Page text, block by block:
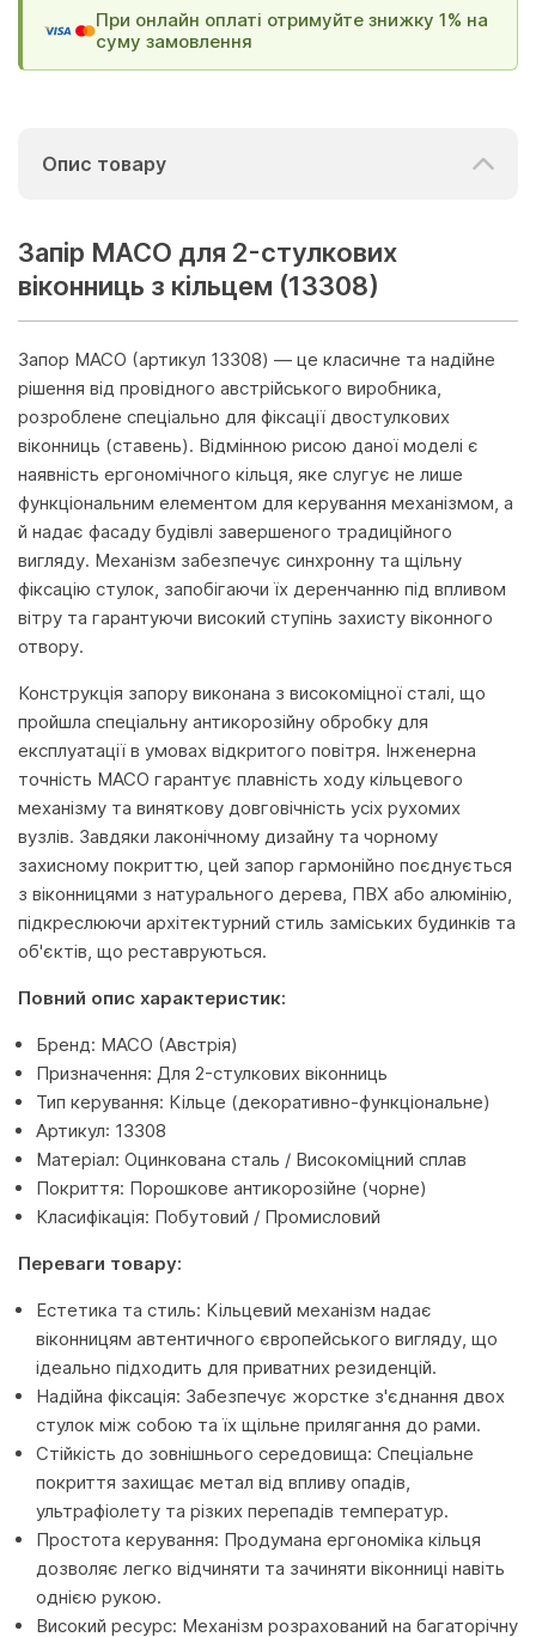
При онлайн оплаті отримуйте знижку 1% на
суму замовлення
Опис товару
Запір MACO для 2-стулкових
віконниць з кільцем (13308)
Запор MACO (артикул 13308) — це класичне та надійне
рішення від провідного австрійського виробника,
розроблене спеціально для фіксації двостулкових
віконниць (ставень). Відмінною рисою даної моделі є
наявність ергономічного кільця, яке слугує не лише
функціональним елементом для керування механізмом, а
й надає фасаду будівлі завершеного традиційного
вигляду. Механізм забезпечує синхронну та щільну
фіксацію стулок, запобігаючи їх деренчанню під впливом
вітру та гарантуючи високий ступінь захисту віконного
отвору.
Конструкція запору виконана з високоміцної сталі, що
пройшла спеціальну антикорозійну обробку для
експлуатації в умовах відкритого повітря. Інженерна
точність MACO гарантує плавність ходу кільцевого
механізму та виняткову довговічність усіх рухомих
вузлів. Завдяки лаконічному дизайну та чорному
захисному покриттю, цей запор гармонійно поєднується
з віконницями з натурального дерева, ПВХ або алюмінію,
підкреслюючи архітектурний стиль заміських будинків та
об'єктів, що реставруються.
Повний опис характеристик:
Бренд: MACO (Австрія)
Призначення: Для 2-стулкових віконниць
Тип керування: Кільце (декоративно-функціональне)
Артикул: 13308
Матеріал: Оцинкована сталь / Високоміцний сплав
Покриття: Порошкове антикорозійне (чорне)
Класифікація: Побутовий / Промисловий
Переваги товару:
Естетика та стиль: Кільцевий механізм надає
віконницям автентичного європейського вигляду, що
ідеально підходить для приватних резиденцій.
Надійна фіксація: Забезпечує жорстке з'єднання двох
стулок між собою та їх щільне прилягання до рами.
Стійкість до зовнішнього середовища: Спеціальне
покриття захищає метал від впливу опадів,
ультрафіолету та різких перепадів температур.
Простота керування: Продумана ергономіка кільця
дозволяє легко відчиняти та зачиняти віконниці навіть
однією рукою.
Високий ресурс: Механізм розрахований на багаторічну